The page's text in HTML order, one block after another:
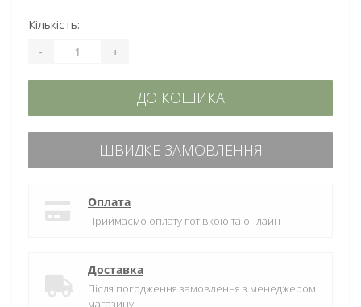
Кількість:
- +
ДО КОШИКА
ШВИДКЕ ЗАМОВЛЕННЯ
Оплата
Приймаємо оплату готівкою та онлайн
Доставка
Після погодження замовлення з менеджером
магазину